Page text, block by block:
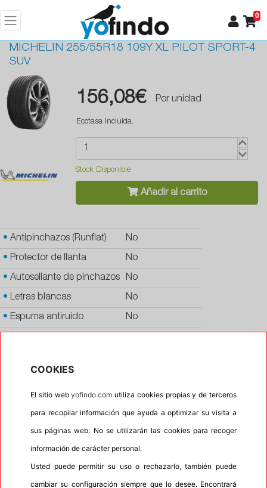
0
MICHELIN 255/55R18 109Y XL PILOT SPORT-4
SUV
156,08€ Por unidad
Ecotasa incluida.
Stock Disponible
Añadir al carrito
• Antipinchazos (Runflat) No
• Protector de llanta No
• Autosellante de pinchazos No
• Letras blancas No
• Espuma antiruido No
Calidad PREMIUM
P.O.R. No
Oportunidad No
100%
COOKIES
El sitio webyofindo.com utiliza cookies propias y de terceros
para recopilar información que ayuda a optimizar su visita a
sus páginas web. No se utilizarán las cookies para recoger
información de carácter personal.
Usted puede permitir su uso o rechazarlo, también puede
cambiar su configuración siempre que lo desee. Encontrará